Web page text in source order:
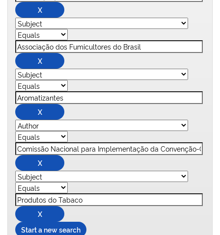
Start a new search